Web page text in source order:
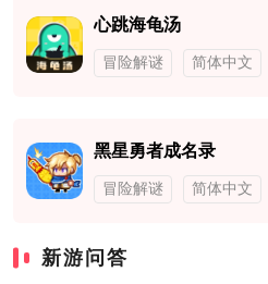
心跳海龟汤
冒险解谜 简体中文
黑星勇者成名录
冒险解谜 简体中文
新游问答